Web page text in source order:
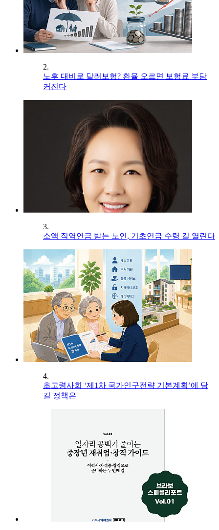
2.
노후 대비로 달러보험? 환율 오르면 보험료 부담
커진다
3.
소액 직역연금 받는 노인, 기초연금 수령 길 열린다
4.
초고령사회 ‘제1차 국가인구전략 기본계획’에 담
길 정책은